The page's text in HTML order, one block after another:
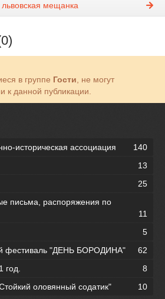
мещанка
в группе Гости, не могут
к данной публикации.
историческая ассоциация
140
13
25
письма, распоряжения по
11
5
фестиваль "ДЕНЬ БОРОДИНА"
62
год.
8
оловянный содатик"
10